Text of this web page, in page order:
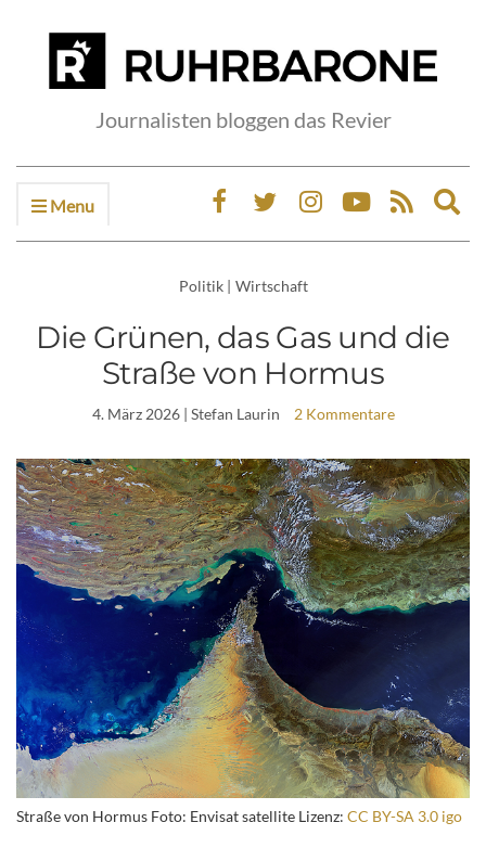
Journalisten bloggen das Revier
Menu
Politik | Wirtschaft
Die Grünen, das Gas und die
Straße von Hormus
4. März 2026| Stefan Laurin 2 Kommentare
Straße von Hormus Foto: Envisat satellite Lizenz: CC BY-SA 3.0 igo